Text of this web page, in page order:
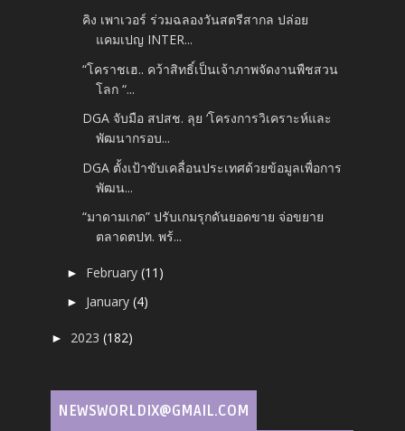
คิง เพาเวอร์ ร่วมฉลองวันสตรีสากล ปล่อย
แคมเปญ INTER...
“โคราชเฮ.. คว้าสิทธิ์เป็นเจ้าภาพจัดงานพืชสวน
โลก “...
DGA จับมือ สปสช. ลุย ‘โครงการวิเคราะห์และ
พัฒนากรอบ...
DGA ตั้งเป้าขับเคลื่อนประเทศด้วยข้อมูลเพื่อการ
พัฒน...
“มาดามเกด” ปรับเกมรุกดันยอดขาย จ่อขยาย
ตลาดตปท. พร้...
► February(11)
► January(4)
► 2023(182)
NEWSWORLDIX@GMAIL.COM